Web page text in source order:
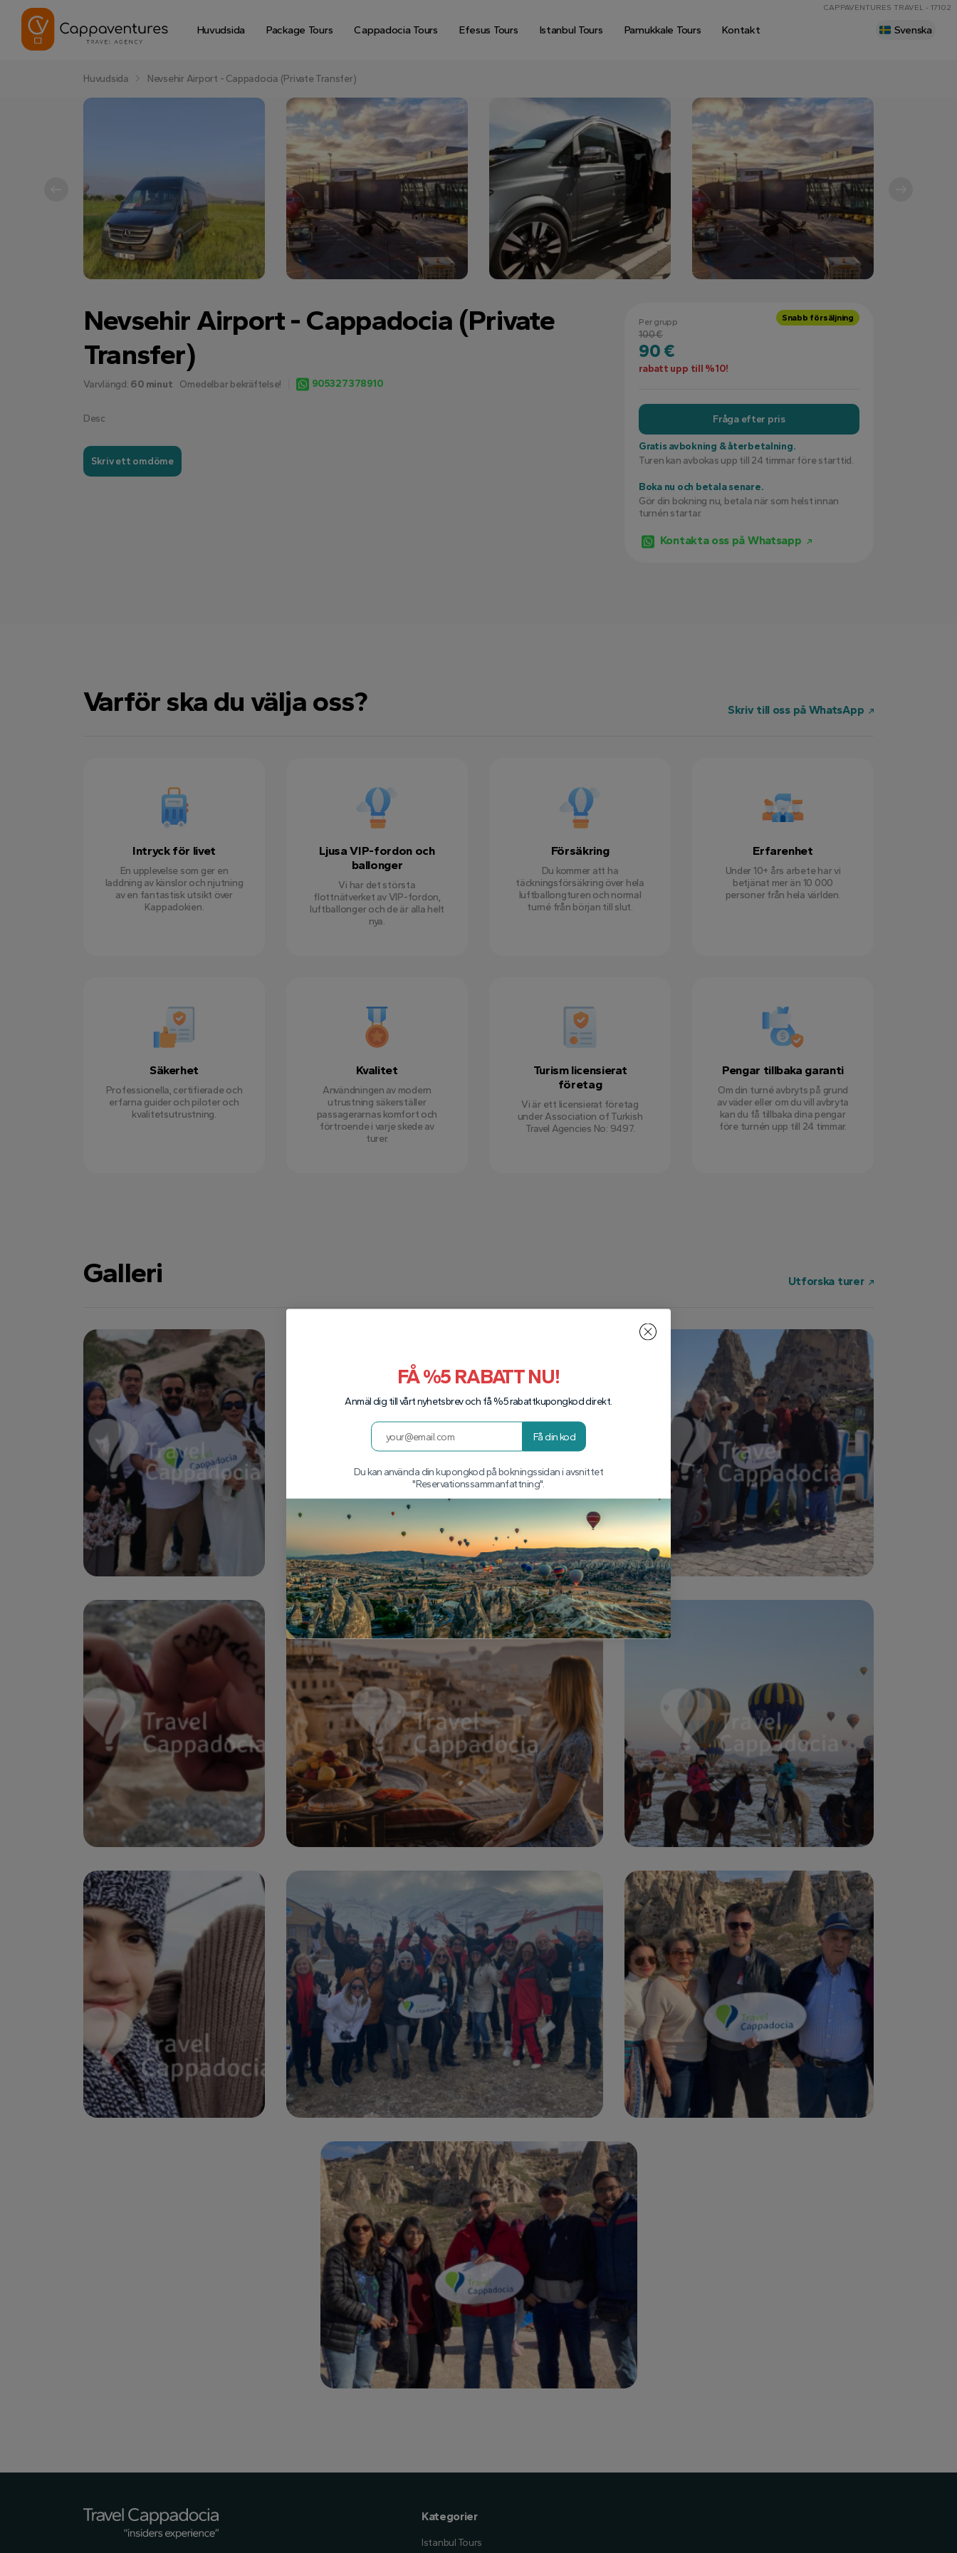
CAPPAVENTURES TRAVEL - 17102
Huvudsida Package Tours Cappadocia Tours Efesus Tours Istanbul Tours Pamukkale Tours Kontakt Svenska
Huvudsida Nevsehir Airport - Cappadocia (Private Transfer)
Nevsehir Airport - Cappadocia (Private
Transfer)
Varvlängd: 60 minut Omedelbar bekräftelse! 905327378910
Desc
Skriv ett omdöme
Per grupp
100 €
90 €
rabatt upp till %10!
Snabb försäljning
Fråga efter pris
Gratis avbokning & återbetalning.
Turen kan avbokas upp till 24 timmar före starttid.
Boka nu och betala senare.
Gör din bokning nu, betala när som helst innan
turnén startar.
Kontakta oss på Whatsapp
Varför ska du välja oss? Skriv till oss på WhatsApp
Intryck för livet
En upplevelse som ger en
laddning av känslor och njutning
av en fantastisk utsikt över
Kappadokien.
Ljusa VIP-fordon och
ballonger
Vi har det största
flottnätverket av VIP-fordon,
luftballonger och de är alla helt
nya.
Försäkring
Du kommer att ha
täckningsförsäkring över hela
luftballongturen och normal
turné från början till slut.
Erfarenhet
Under 10+ års arbete har vi
betjänat mer än 10 000
personer från hela världen.
Säkerhet
Professionella, certifierade och
erfarna guider och piloter och
kvalitetsutrustning.
Kvalitet
Användningen av modern
utrustning säkerställer
passagerarnas komfort och
förtroende i varje skede av
turer.
Turism licensierat
företag
Vi är ett licensierat företag
under Association of Turkish
Travel Agencies No: 9497.
Pengar tillbaka garanti
Om din turné avbryts på grund
av väder eller om du vill avbryta
kan du få tillbaka dina pengar
före turnén upp till 24 timmar.
Galleri Utforska turer
Kategorier
Istanbul Tours
FÅ %5 RABATT NU!
Anmäl dig till vårt nyhetsbrev och få %5 rabattkupongkod direkt.
Få din kod
Du kan använda din kupongkod på bokningssidan i avsnittet
"Reservationssammanfattning".